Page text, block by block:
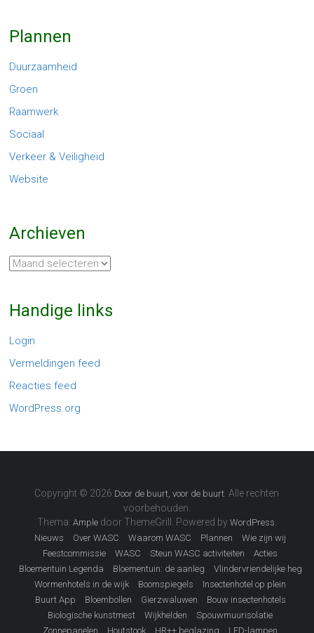
Plannen
Duurzaamheid
Groen
Raamwerk
Sociaal
Verkeer & Veiligheid
Website
Archieven
Archieven
Handige links
Login
Vermeldingen feed
Reacties feed
WordPress.org
Copyright © 2026 Door de buurt, voor de buurt. Alle rechten
voorbehouden.
Thema: Ampledoor ThemeGrill. Powered by WordPress.
Nieuws Over WASC Waarom WASC Plannen
Wie zijn wij
Feestcommissie
WASC Steun WASC activiteiten
Acties
Bloementuin Legenda
Bloementuin: de aanleg
Vlindervriendelijke heg
Wormenhotels in de wijk
Boomspiegels
Insectenhotel op plein
Buurt App
Bloembollen Gierzwaluwen
Bouw insectenhotels
Biologische kunstmest
Wijkhelden
Spouwmuurisolatie
Zonnepanelen
Houtstook HR++ beglazing LED-lampen